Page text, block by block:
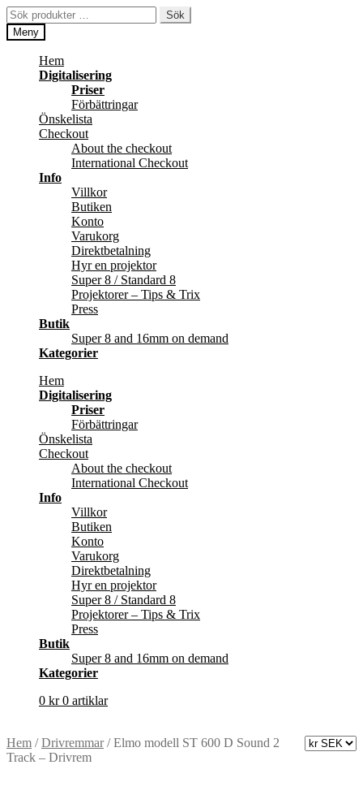
Hoppa
till
navigering
Hoppa
till
innehåll
Sök
efter:
Sök
Meny
Hem
Digitalisering
Priser
Förbättringar
Önskelista
Checkout
About the checkout
International Checkout
Info
Villkor
Butiken
Konto
Varukorg
Direktbetalning
Hyr en projektor
Super 8 / Standard 8
Projektorer – Tips & Trix
Press
Butik
Super 8 and 16mm on demand
Kategorier
Hem
Digitalisering
Priser
Förbättringar
Önskelista
Checkout
About the checkout
International Checkout
Info
Villkor
Butiken
Konto
Varukorg
Direktbetalning
Hyr en projektor
Super 8 / Standard 8
Projektorer – Tips & Trix
Press
Butik
Super 8 and 16mm on demand
Kategorier
0 kr 0 artiklar
Hem /Drivremmar/Elmo modell ST 600 D Sound 2
Track – Drivrem